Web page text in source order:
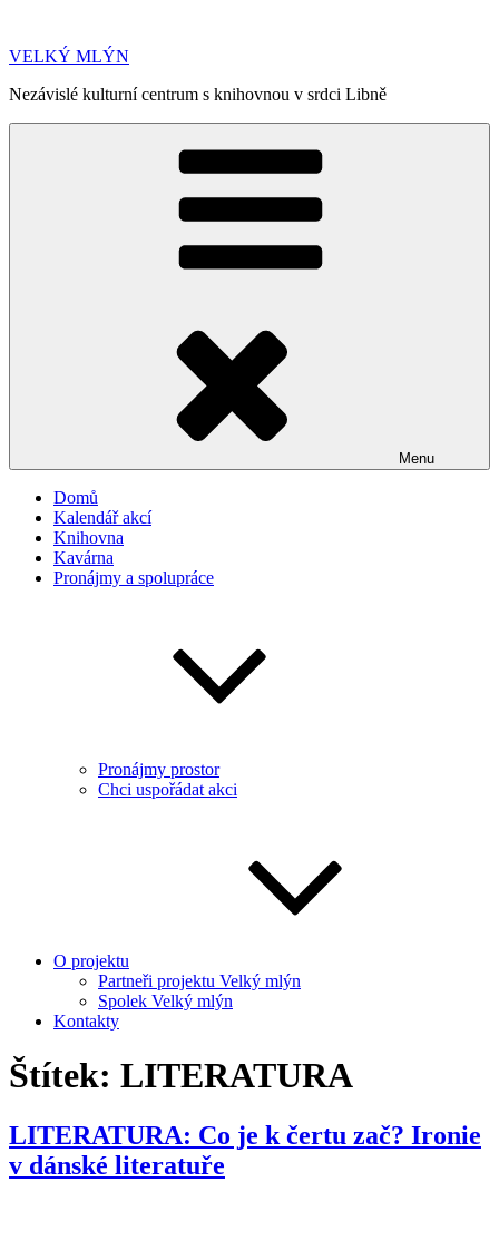
obsahu
VELKÝ MLÝN
Nezávislé kulturní centrum s knihovnou v srdci Libně
Menu
Domů
Kalendář akcí
Knihovna
Kavárna
Pronájmy a spolupráce
Pronájmy prostor
Chci uspořádat akci
O projektu
Partneři projektu Velký mlýn
Spolek Velký mlýn
Kontakty
Štítek: LITERATURA
LITERATURA: Co je k čertu zač? Ironie
v dánské literatuře